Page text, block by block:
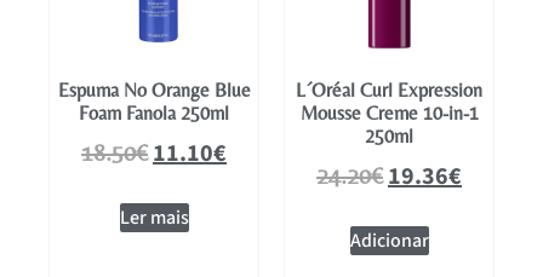
Espuma No Orange Blue
Foam Fanola 250ml
18.50€11.10€
Ler mais
L´Oréal Curl Expression
Mousse Creme 10-in-1
250ml
24.20€19.36€
Adicionar